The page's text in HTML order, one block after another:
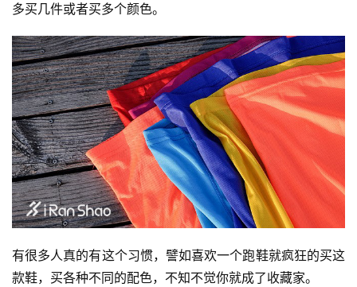
多买几件或者买多个颜色。
有很多人真的有这个习惯，譬如喜欢一个跑鞋就疯狂的买这
款鞋，买各种不同的配色，不知不觉你就成了收藏家。